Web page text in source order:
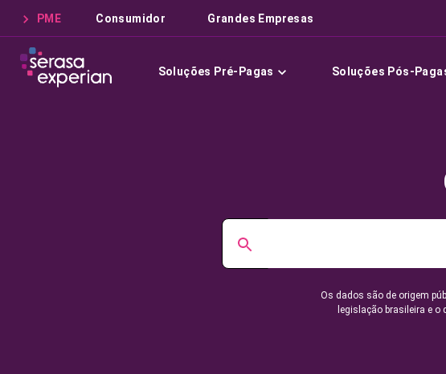
PME Consumidor Grandes Empresas
Soluções Pré-Pagas Soluções Pós-
Os dados são de origem
legislação brasileira e